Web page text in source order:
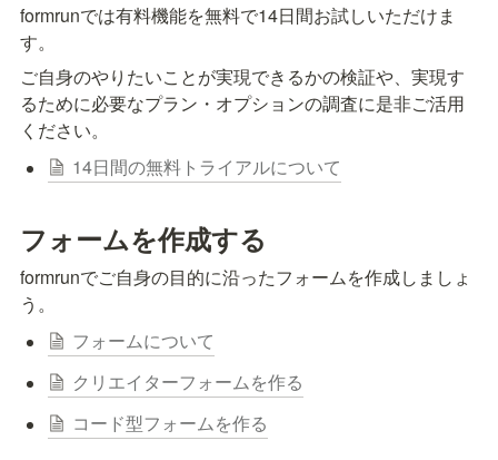
formrunでは有料機能を無料で14日間お試しいただけま
す。
ご自身のやりたいことが実現できるかの検証や、実現す
るために必要なプラン・オプションの調査に是非ご活用
ください。
14日間の無料トライアルについて
フォームを作成する
formrunでご自身の目的に沿ったフォームを作成しましょ
う。
フォームについて
クリエイターフォームを作る
コード型フォームを作る